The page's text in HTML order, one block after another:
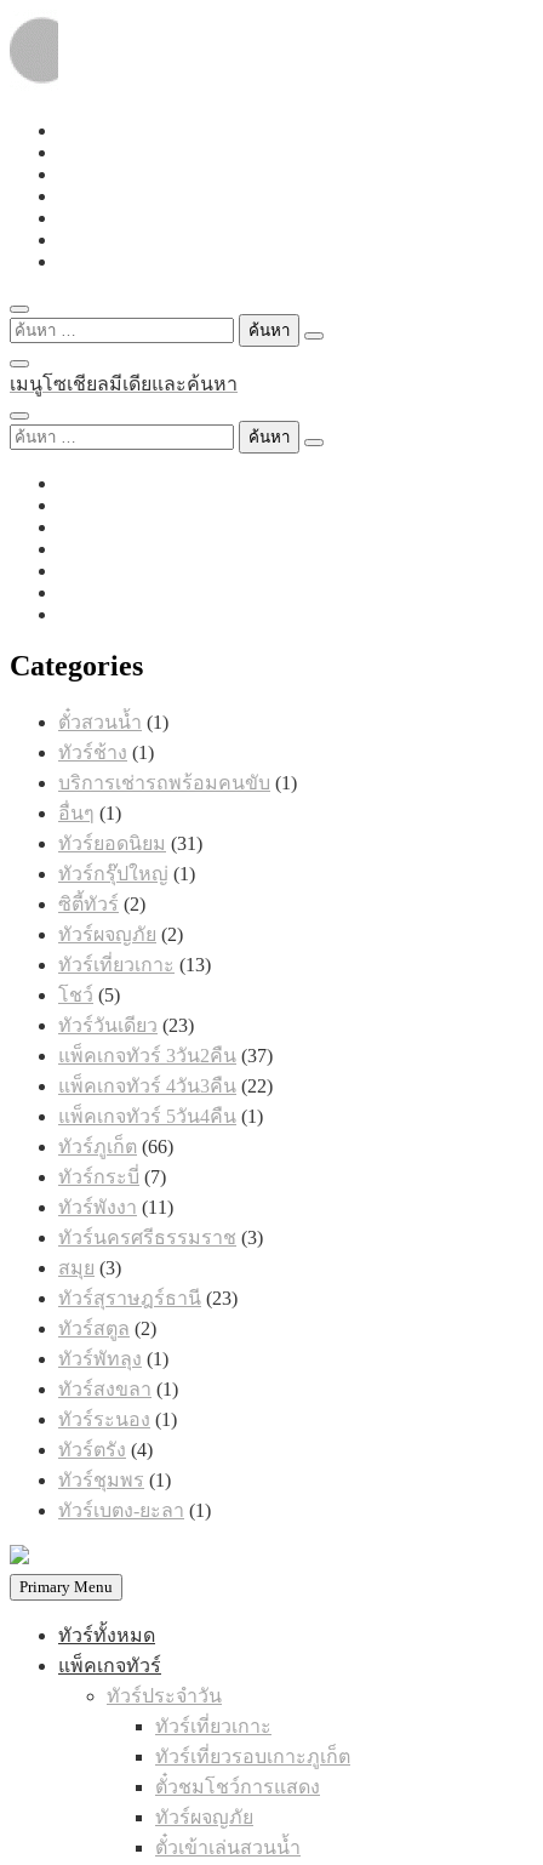
Skip
content
ค้นหา
สำหรับ:
เมนูโซเชียลมีเดียและค้นหา
ค้นหา
Categories
ตั๋วสวนน้ำ 11
ทัวร์ช้าง 11
สินค้า
บริการเช่ารถพร้อมคนขับ 11
อื่นๆ 11
สินค้า
ทัวร์ยอดนิยม 3131
ทัวร์กรุ๊ปใหญ่ 11
ซิตี้ทัวร์ 22
สินค้า
ทัวร์ผจญภัย 22
สินค้า
ทัวร์เที่ยวเกาะ 1313
โชว์ 55
สินค้า
ทัวร์วันเดียว 2323
สินค้า
แพ็คเกจทัวร์ 3วัน2คืน 3737
สินค้า
แพ็คเกจทัวร์ 4วัน3คืน 2222
แพ็คเกจทัวร์ 5วัน4คืน 11
ทัวร์ภูเก็ต 6666
ทัวร์กระบี่ 77
สินค้า
ทัวร์พังงา 1111
ทัวร์นครศรีธรรมราช 33
สมุย 33
สินค้า
ทัวร์สุราษฎร์ธานี 2323
ทัวร์สตูล 22
สินค้า
ทัวร์พัทลุง 11
สินค้า
ทัวร์สงขลา 11
สินค้า
ทัวร์ระนอง 11
ทัวร์ตรัง 44
สินค้า
ทัวร์ชุมพร 11
สินค้า
ทัวร์เบตง-ยะลา 11
Primary Menu
ทัวร์ทั้งหมด
แพ็คเกจทัวร์
ทัวร์ประจำวัน
ทัวร์เที่ยวเกาะ
ทัวร์เที่ยวรอบเกาะภูเก็ต
ตั๋วชมโชว์การแสดง
ทัวร์ผจญภัย
ตั๋วเข้าเล่นสวนน้ำ